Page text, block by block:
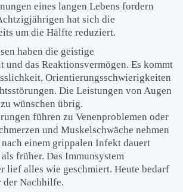
eines langen Lebens fordern
hat sich die
um die Hälfte reduziert.
haben die geistige
und das Reaktionsvermögen. Es kommt
Orientierungsschwierigkeiten
Die Leistungen von Augen
wünschen übrig.
führen zu Venenproblemen oder
und Muskelschwäche nehmen
nach einem grippalen Infekt dauert
früher. Das Immunsystem
lief alles wie geschmiert. Heute bedarf
der Nachhilfe.